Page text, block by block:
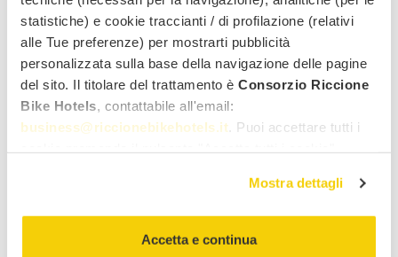
statistiche) e cookie traccianti / di profilazione (relativi
alle Tue preferenze) per mostrarti pubblicità
personalizzata sulla base della navigazione delle pagine
del sito. Il titolare del trattamento è Consorzio Riccione
Bike Hotels, contattabile all'email:
business@riccionebikehotels.it . Puoi accettare tutti i
gestire le tue preferenze facendo clic su "Personalizza".
Al fine di revocare il consenso prestato e visualizzare le
informazioni complete sul trattamento dei dati clicca qui:
Mostra dettagli
Accetta e continua
HOTEL
8 bike hotel
OFFERTE
PERCORSI BICI DA CORSA